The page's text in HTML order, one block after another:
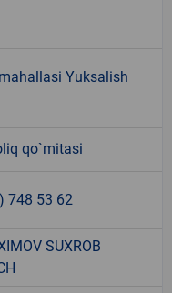
Yuksalish
qo`mitasi
748 53 62
SUXROB